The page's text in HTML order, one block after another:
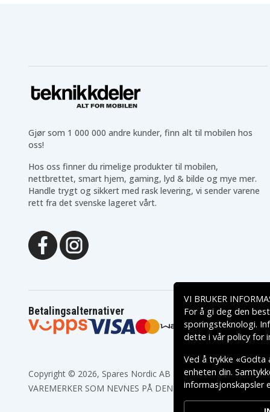
Gjør som 1 000 000 andre kunder, finn alt til mobilen hos
oss!
Hos oss finner du rimelige produkter til mobilen,
nettbrettet, smart hjem, gaming, lyd & bilde og mye mer.
Handle trygt og sikkert med rask levering, vi sender varene
rett fra det svenske lageret vårt.
Betalingsalternativer
Copyright © 2026, Spares Nordic AB
VAREMERKER SOM NEVNES PÅ DENNE WEB TILHØRER
VI BRUKER
For å gi deg den
sporingsteknologi.
dette i vårpolicy for
Ved å trykke «Godta
enheten din.
informasjonskapsler